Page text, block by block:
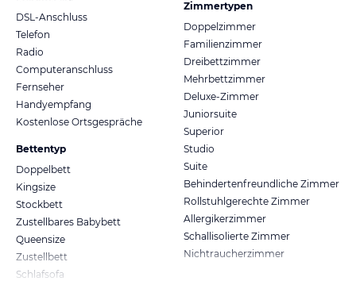
DSL-Anschluss
Telefon
Radio
Computeranschluss
Fernseher
Handyempfang
Kostenlose Ortsgespräche
Bettentyp
Doppelbett
Kingsize
Stockbett
Zustellbares Babybett
Queensize
Zustellbett
Schlafsofa
Zimmertypen
Doppelzimmer
Familienzimmer
Dreibettzimmer
Mehrbettzimmer
Deluxe-Zimmer
Juniorsuite
Superior
Studio
Suite
Behindertenfreundliche Zimmer
Rollstuhlgerechte Zimmer
Allergikerzimmer
Schallisolierte Zimmer
Nichtraucherzimmer